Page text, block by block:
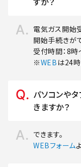
電気ガス開始
開始手続きが
受付時間：8
※WEB は24
パソコンや
きますか？
できます。
WEBフォーム